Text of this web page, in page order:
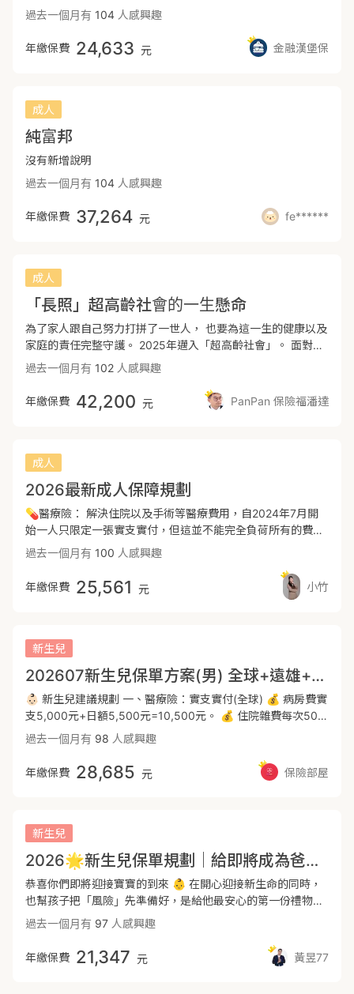
實銷，解決自費用藥或耗材的花費。2、XHD優勢為住院「雜
費與手術費」合併額度計算，門診手術最高4.5萬，門診手術
有227+3343限制，但有額外包含145項處置，市面上門診特
有許多新型治療方式，並不包含在傳統療程型的癌症險理賠範
圍，如標靶藥物、免疫療法都需要高額的醫療費用，建議規劃
一次給付型防癌險、重大傷病險，可彈性選擇治療方式，且資
金上運用會比較靈活。女生全球XCF漲幅速度過快，不建議長
期投保，更換成遠雄CJ2+RQ1費率更便宜。＊女生癌症建議改
規畫在遠雄CJ2+RQ1+XCD，費率會比全球更友善，且整體額
即可理賠一次金，保障範圍多達400項，首年理賠或是精神疾
幅最低，因此建議重大傷病規劃在全球CP值較高。總結：成人
建議規劃方向為重大傷病、癌症一次金、實支＋日額、意外
險，透過此份保單可以建立完整的保護網，全球重傷(XDE)保
症費率對女生更友善，建議癌症分散在遠雄，此份意外及醫療
保障齊全，可做為成人保單初次規劃保障參考的方向。📍以上
為初步建議方案，可再依照個人需求做調整。
殘、定期醫療、重大傷病、癌症一次金 療程型 (以上是初步方
案，都可以依據您的需求調整) - 🌟方案優勢: 新光:醫療實支實
付無年度理賠上限 全球:重大傷病精神疾病理賠不打折、定期
醫療加強保障額度 - 👶規劃新生兒保障注意事項 1.報完戶口已
過去一個月有 104 人感興趣
年繳保費 24,633 元 金融漢堡保
成人
純富邦
沒有新增說明
過去一個月有 104 人感興趣
年繳保費 37,264 元 fe******
成人
「長照」超高齡社會的一生懸命
為了家人跟自己努力打拼了一世人， 也要為這一生的健康以及
家庭的責任完整守護。 2025年邁入「超高齡社會」。 面對未
來的高齡生活，不僅老年生活費，老年的醫療費我們也必須提
前準備！ 🛟儘早規劃長照險的優勢： 年齡越低，保費越便宜
趁者身體健康，核保可無爭議的標準體核保 風險無法預估，提
早做規劃 通貨膨脹，未來保費更高，已現在投保才是較低價買
賠依據 自我照顧能力七項： 進食、修飾／個人衛生、如廁、
移位／輪椅與床上之間轉位、步行／平地上行走、上下樓梯 分
數約為0-16分內，有機會啟動。 簡單來說，可以依據下規則
判定： ❶無法自行進食 ❷無法自行移位 ❸無法自行如廁 ❹無
法自行洗澡 ❺無法自行平地走動 ❻無法自行穿脫衣物 以上六
項中已有三項以上情況者，有機會視需專人長期照顧。 2.認知
功能障礙： 需要由ICD-10-CM 是「國際疾病分類第十版臨床
修訂版」認定的精神認知疾病： 已知生理狀況引起的精神障礙
代表中度失智症狀者 以上情況者，有機會視需專人長期照顧。
PANPAN🐼內心話： 坦白說，就算沒有碰到意外，每個人都
會面臨衰老，後續不便於行的日子，照顧的重擔就壓在家人身
上了。 即便請看護，在沒有保險的情況下，收入沒有多個幾萬
塊完全無法負擔看護的費用 做好長照險規劃，從訂下這份契約
開始，將是讓家人放心開始。 🌟新光:新依靠長照險N3A+一
次安心BJA 一次金給付解決醫療器材跟輔具的費用 月給付金可
供給看護與日常雜項耗材支出 1-6 級失能、符合長照狀態期間
豁免保險費 沒有疾病等待期 為長照期間，生理功能障礙評估
注意，保險的費率跟年紀與職別有關， 請記得變更上面的數
值，來取得正確投保試算。 如果身邊沒有業務員的話， 歡迎
選擇我為您服務。 祝你身體健康、平安順心，Peace 。 📕
PanPan🐼保險福潘達 📕優質保障直送到家🚀 📕台中出發服
務全台🚅 📕在錠嵂保經為大家服務🧑‍⚖️ *以上純粹為保險資訊
分享，非保險商品之廣告。
過去一個月有 102 人感興趣
年繳保費 42,200 元 PanPan 保險福潘達
成人
2026最新成人保障規劃
💊醫療險： 解決住院以及手術等醫療費用，自2024年7月開
始一人只限定一張實支實付，但這並不能完全負荷所有的費
用，所以會➡️實支實付+定額來解決問題 💰癌症、重大傷病
險： 癌症在現代已不再是絕症，但也因此需要一筆巨款➡️一次
金理賠，自行決定治療方式(標靶藥物、放射治療、達文西手
術…)，再加上在家休養的生活費 🤕意外險： 從跌倒到燙傷以
術費用昂貴，建議先以實支實付為主，解決升等病房、手術、
開額度計算，住院30天以上雜費額度可提高至1.5倍。 🚨須留
意門診手術有227限制，可以透過定額理賠補足此缺口。 3. 僅
有實支實付須注意病房費較低，定額醫療建議選擇全球MIR，
品質。 4. 癌症近幾年有許多新型的治療方式，並不包含在傳
統療程型的癌症險理賠範圍，如:標靶藥物、免疫療法都需要較
掏額的醫療費用，建議規劃一次給付型防癌險、重大傷病險，
金，保障範圍多達400項，首年理賠或是精神疾病領卡皆不打
折，在患病初期能獲得一筆緊急醫療金運用並填補收入減少的
損失，且後期保費漲幅較為平緩，因此建議重大傷病規劃在全
球CP值較高。 總結:透過此份保單可以建立完整的保護網，富
邦有實支、意外可以規劃，全球重傷(XDE)保費便宜，同時也
最高CP值的保障🥰
過去一個月有 100 人感興趣
年繳保費 25,561 元 小竹
新生兒
202607新生兒保單方案(男) 全球+遠雄+富邦產
👶🏻 新生兒建議規劃 一、醫療險：實支實付(全球) 💰 病房費實
支5,000元+日額5,500元=10,500元。 💰 住院雜費每次50萬
額度，門診手術雜費6萬元(含特定診療)，實支轉換日額1,000
元。提供足額的保障，有優良的醫療品質。 二、一次性理賠
金：重大傷病，癌症(全球+遠雄) ⭐️ 根據統計，癌症年年蟬聯
十大死因榜首，並且有年輕化趨勢。癌症的嚴重程度大致分為
初期時選擇好的醫療。因癌症或重傷的發生都需半年至兩年左
失。 ⭐️ 重大傷病依據健保署認定22大類，加總細項共涵蓋
300多項。 例如:小兒麻痺症、重度癌症、亞斯伯格症等等都
是屬於重大傷病範圍。優先選擇整筆賠付的商品，在無法工作
時經濟無後顧之憂。 💰 重大傷病一次金200萬，癌症一次金
560萬，癌症住院2.13萬/天，癌症手術18萬。 三、意外險：
(遠雄+富邦產) ⭐️ 提供意外住院補貼，也有提供骨折未住院津
貼。 💰 意外住院病房費12,750元，意外失能:200萬，意外月
過去一個月有 98 人感興趣
年繳保費 28,685 元 保險部屋
新生兒
2026🌟新生兒保單規劃｜給即將成為爸媽的你們
恭喜你們即將迎接寶寶的到來 👶 在開心迎接新生命的同時，
也幫孩子把「風險」先準備好，是給他最安心的第一份禮物。
🛡️ 新生兒保障規劃重點 壽險保障（基礎責任） 依2026年規
範 👉 新生兒喪葬費用最高可規劃 69萬元 ② 醫療保障（最重
要核心） 投保規則5000 ✔️ 實支實付醫療險（首選） 👉 手術
/ 醫療耗材 👉 額度約40萬內「花多少賠多少」 ✔️ 定額醫療
過去一個月有 97 人感興趣
年繳保費 21,347 元 黃昱77